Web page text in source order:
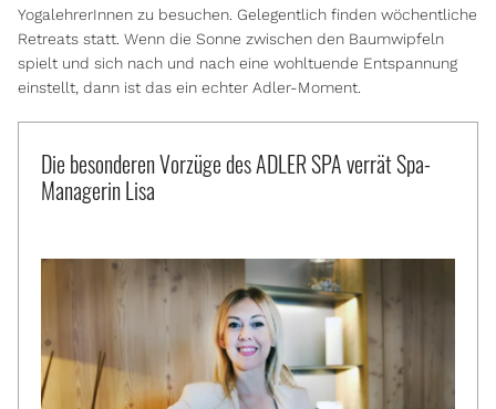
YogalehrerInnen zu besuchen. Gelegentlich finden wöchentliche
Retreats statt. Wenn die Sonne zwischen den Baumwipfeln
spielt und sich nach und nach eine wohltuende Entspannung
einstellt, dann ist das ein echter Adler-Moment.
Die besonderen Vorzüge des ADLER SPA verrät Spa-
Managerin Lisa